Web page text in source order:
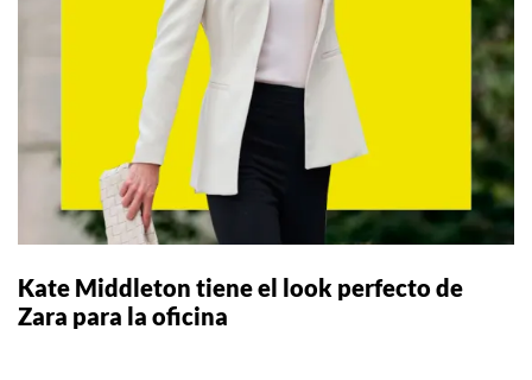
Kate Middleton tiene el look perfecto de
Zara para la oficina